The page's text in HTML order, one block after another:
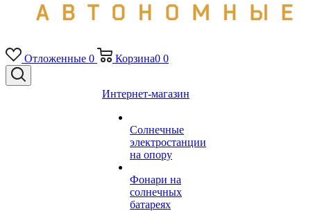
Отложенные 0 Корзина0 0
Интернет-магазин
Солнечные
электростанции
на опору
Фонари на
солнечных
батареях